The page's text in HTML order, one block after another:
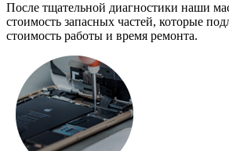
После тщательной диагностики наши
стоимость запасных частей, которые
стоимость работы и время ремонта.